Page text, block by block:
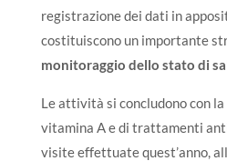
registrazione dei dati in
costituiscono un importante
monitoraggio dello stato di
Le attività si concludono con
vitamina A e di trattamenti
visite effettuate quest’anno,